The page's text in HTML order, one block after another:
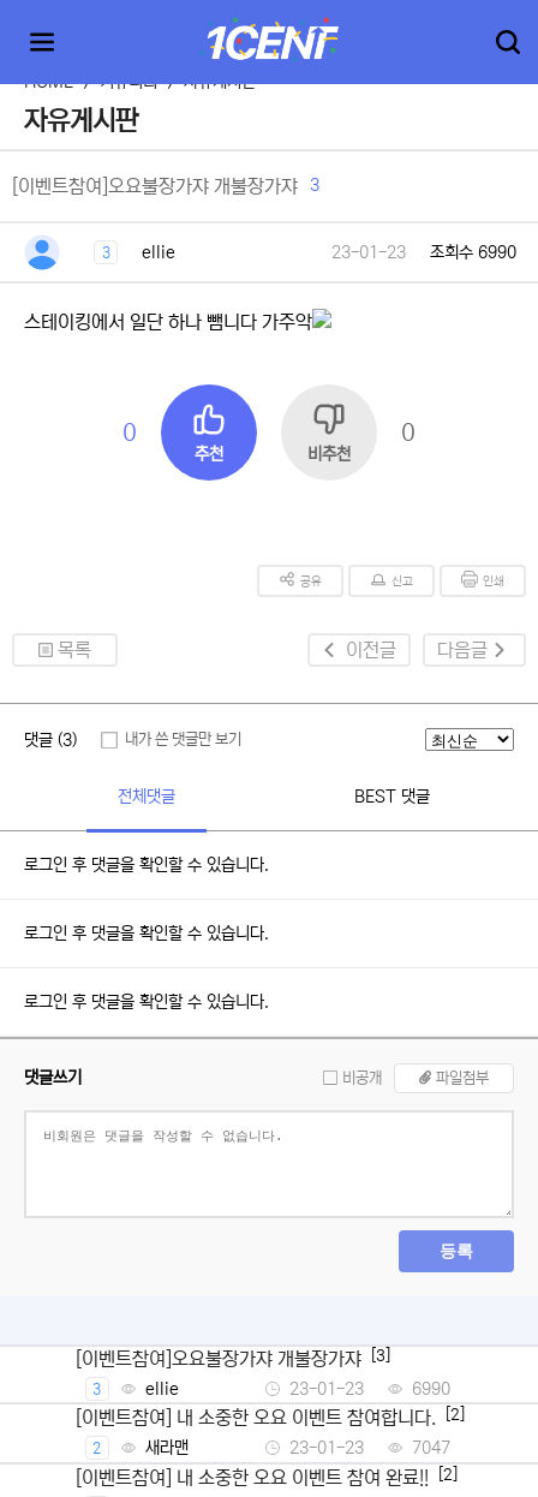
HOME > 커뮤니티 > 자유게시판
자유게시판
[이벤트참여]오요불장가쟈 개불장가쟈 3
3 ellie 23-01-23 조회수 6990
스테이킹에서 일단 하나 뺌니다 가주악
0
추천 비추천
0
공유 신고 인쇄
목록 이전글 다음글
댓글 (3) 내가 쓴 댓글만 보기
전체댓글 BEST 댓글
로그인 후 댓글을 확인할 수 있습니다.
로그인 후 댓글을 확인할 수 있습니다.
로그인 후 댓글을 확인할 수 있습니다.
댓글쓰기 비공개 파일첨부
등록
[이벤트참여]오요불장가쟈 개불장가쟈 [3]
3 ellie 23-01-23 6990
[이벤트참여] 내 소중한 오요 이벤트 참여합니다. [2]
2 새라맨 23-01-23 7047
[이벤트참여] 내 소중한 오요 이벤트 참여 완료!! [2]